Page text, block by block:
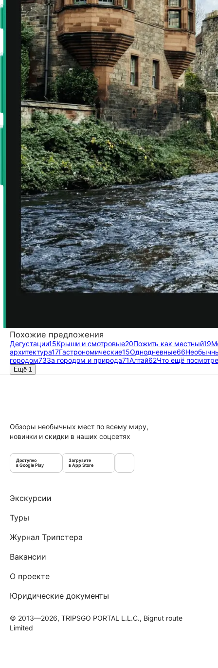
Похожие предложения
Дегустации15Крыши и смотровые20Пожить как местный19
архитектура17Гастрономические15Однодневные66
городом73За городом и природа71Алтай62Что ещё
Ещё 1
Обзоры необычных мест по всему миру,
новинки и скидки в наших соцсетях
Доступно
в Google Play
Загрузите
в App Store
Экскурсии
Туры
Журнал Трипстера
Вакансии
О проекте
Юридические документы
© 2013—2026, TRIPSGO PORTAL L.L.C., Bignut route
Limited